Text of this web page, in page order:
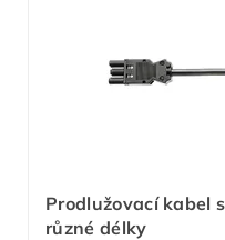
Prodlužovací kabel
různé délky